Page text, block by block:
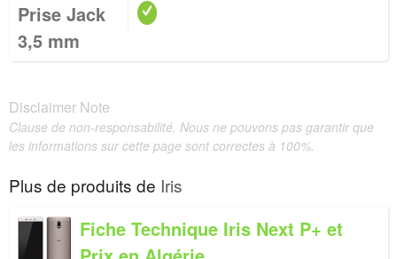
Prise Jack
3,5 mm
Disclaimer Note
Clause de non-responsabilité. Nous ne pouvons pas garantir que
les informations sur cette page sont correctes à 100%.
Plus de produits de Iris
Fiche Technique Iris Next P+ et